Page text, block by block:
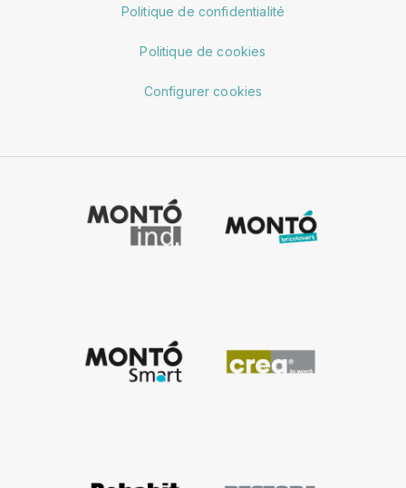
Politique de confidentialité
Politique de cookies
Configurer cookies